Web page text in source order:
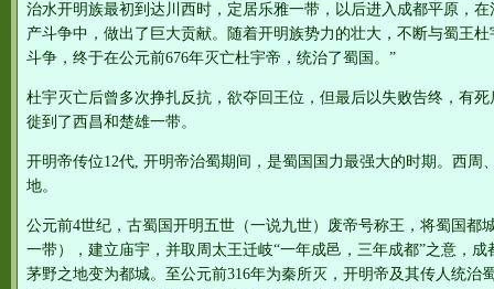
治水开明族最初到达川西时，定居乐雅一带，以后进入成都平原，
产斗争中，做出了巨大贡献。随着开明族势力的壮大，不断与蜀王
斗争，终于在公元前676年灭亡杜宇帝，统治了蜀国。”
杜宇灭亡后曾多次挣扎反抗，欲夺回王位，但最后以失败告终，有
徙到了西昌和楚雄一带。
开明帝传位12代, 开明帝治蜀期间，是蜀国国力最强大的时期。西周
地。
公元前4世纪，古蜀国开明五世（一说九世）废帝号称王，将蜀国都
一带），建立庙宇，并取周太王迁岐“一年成邑，三年成都”之意，
茅野之地变为都城。至公元前316年为秦所灭，开明帝及其传人统治